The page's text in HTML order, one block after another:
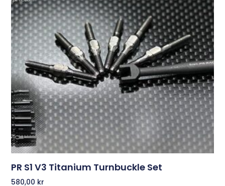
PR S1 V3 Titanium Turnbuckle Set
580,00 kr